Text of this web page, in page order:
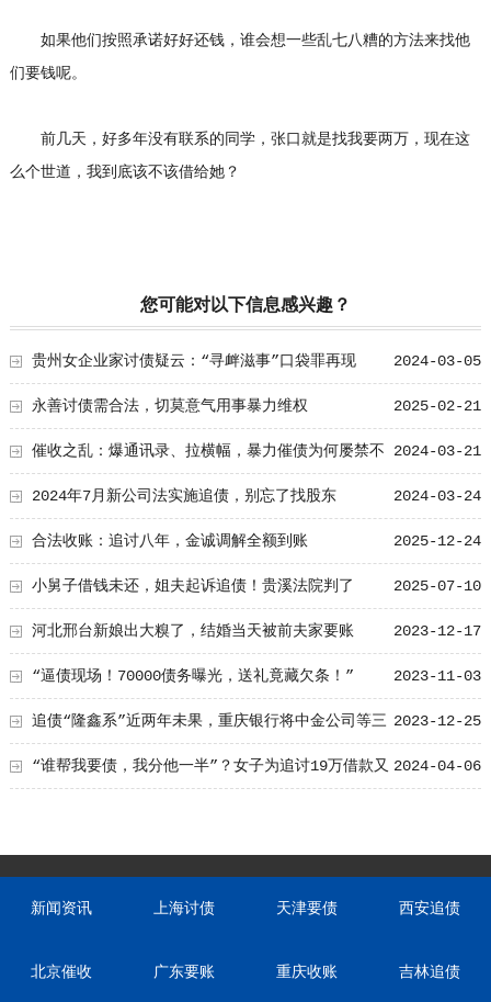
如果他们按照承诺好好还钱，谁会想一些乱七八糟的方法来找他
们要钱呢。
前几天，好多年没有联系的同学，张口就是找我要两万，现在这
么个世道，我到底该不该借给她？
您可能对以下信息感兴趣？
2024-03-05
贵州女企业家讨债疑云：“寻衅滋事”口袋罪再现
2025-02-21
永善讨债需合法，切莫意气用事暴力维权
2024-03-21
催收之乱：爆通讯录、拉横幅，暴力催债为何屡禁不
止 2024-03-24
2024年7月新公司法实施追债，别忘了找股东
2025-12-24
合法收账：追讨八年，金诚调解全额到账
2025-07-10
小舅子借钱未还，姐夫起诉追债！贵溪法院判了
2023-12-17
河北邢台新娘出大糗了，结婚当天被前夫家要账
2023-11-03
“逼债现场！70000债务曝光，送礼竟藏欠条！”
2023-12-25
追债“隆鑫系”近两年未果，重庆银行将中金公司等三
家中介机构告上法庭 2024-04-06
“谁帮我要债，我分他一半”？女子为追讨19万借款又
新闻资讯 上海讨债 天津要债 西安追债
北京催收 广东要账 重庆收账 吉林追债